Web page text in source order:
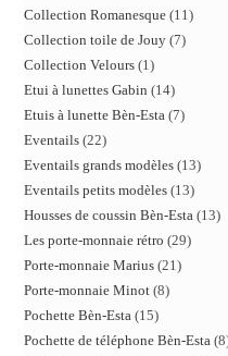
Collection Romanesque 11
Collection toile de Jouy 7
Collection Velours 1
Etui à lunettes Gabin 14
Etuis à lunette Bèn-Esta 7
Eventails 22
Eventails grands modèles 13
Eventails petits modèles 13
Housses de coussin Bèn-Esta 13
Les porte-monnaie rétro 29
Porte-monnaie Marius 21
Porte-monnaie Minot 8
Pochette Bèn-Esta 15
Pochette de téléphone Bèn-Esta 8